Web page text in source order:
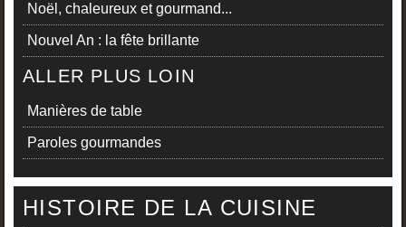
Noël, chaleureux et gourmand...
Nouvel An : la fête brillante
ALLER PLUS LOIN
Manières de table
Paroles gourmandes
HISTOIRE DE LA CUISINE